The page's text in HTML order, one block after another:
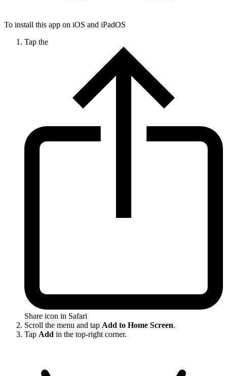
To install this app on iOS and iPadOS
Tap the
Share icon in Safari
Scroll the menu and tap Add to Home Screen.
Tap Add in the top-right corner.